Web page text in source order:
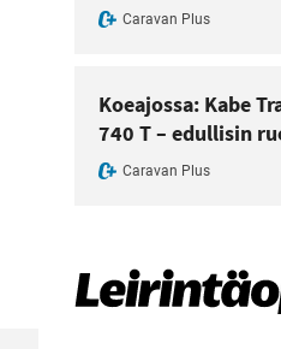
Caravan Plus
Koeajossa: Kabe
740 T – edullisin
Caravan Plus